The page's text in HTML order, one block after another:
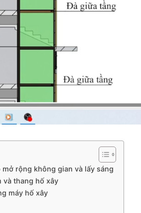
rộng không gian và lấy sáng
và thang hố xây
máy hố xây